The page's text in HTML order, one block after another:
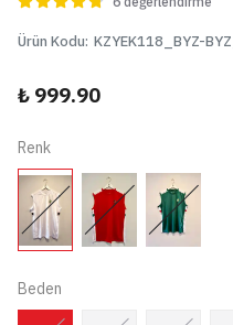
Ürün Kodu: KZYEK118_BYZ-
₺ 999.90
Renk
Beden